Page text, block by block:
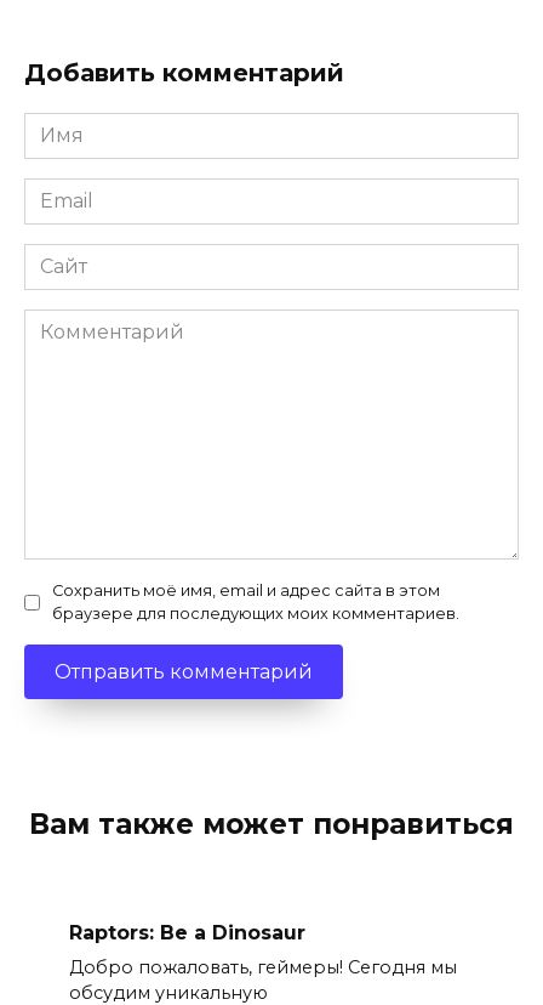
Добавить комментарий
Имя
*
Email
*
Сайт
Комментарий
Сохранить моё имя, email и адрес сайта в этом
браузере для последующих моих комментариев.
Вам также может понравиться
Raptors: Be a Dinosaur
Добро пожаловать, геймеры! Сегодня мы
обсудим уникальную